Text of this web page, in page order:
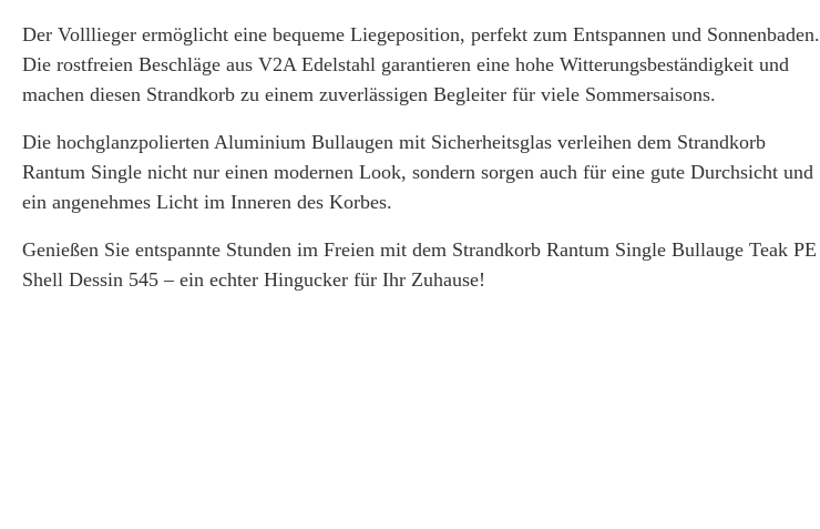
Der Volllieger ermöglicht eine bequeme Liegeposition, perfekt zum Entspannen und Sonnenbaden.
Die rostfreien Beschläge aus V2A Edelstahl garantieren eine hohe Witterungsbeständigkeit und
machen diesen Strandkorb zu einem zuverlässigen Begleiter für viele Sommersaisons.
Die hochglanzpolierten Aluminium Bullaugen mit Sicherheitsglas verleihen dem Strandkorb
Rantum Single nicht nur einen modernen Look, sondern sorgen auch für eine gute Durchsicht und
ein angenehmes Licht im Inneren des Korbes.
Genießen Sie entspannte Stunden im Freien mit dem Strandkorb Rantum Single Bullauge Teak PE
Shell Dessin 545 – ein echter Hingucker für Ihr Zuhause!